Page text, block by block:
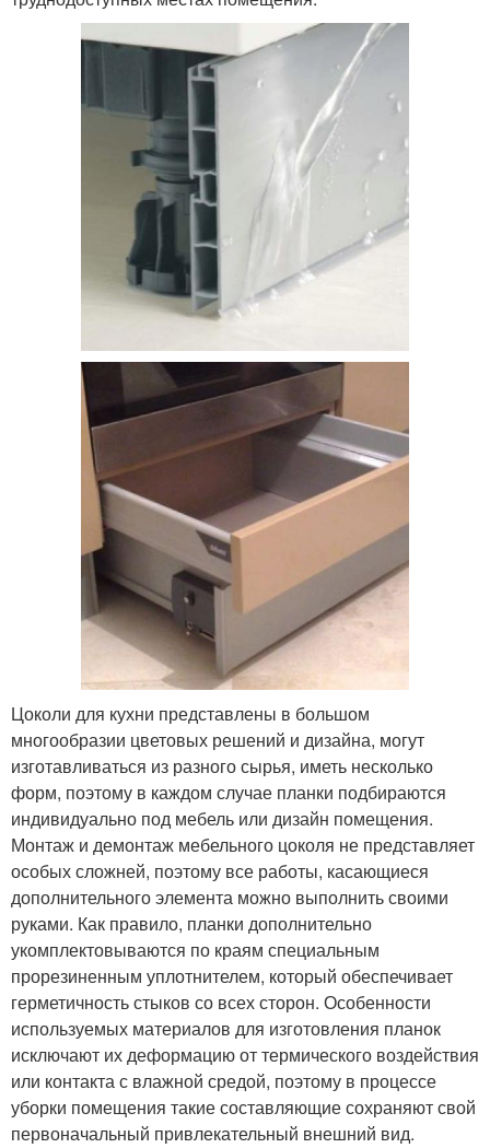
Цоколи для кухни представлены в большом
многообразии цветовых решений и дизайна, могут
изготавливаться из разного сырья, иметь несколько
форм, поэтому в каждом случае планки подбираются
индивидуально под мебель или дизайн помещения.
Монтаж и демонтаж мебельного цоколя не представляет
особых сложней, поэтому все работы, касающиеся
дополнительного элемента можно выполнить своими
руками. Как правило, планки дополнительно
укомплектовываются по краям специальным
прорезиненным уплотнителем, который обеспечивает
герметичность стыков со всех сторон. Особенности
используемых материалов для изготовления планок
исключают их деформацию от термического воздействия
или контакта с влажной средой, поэтому в процессе
уборки помещения такие составляющие сохраняют свой
первоначальный привлекательный внешний вид.